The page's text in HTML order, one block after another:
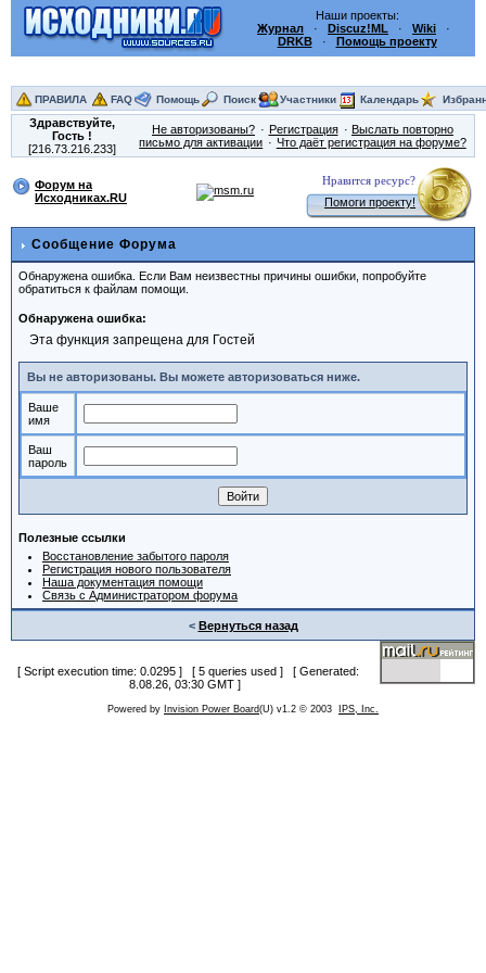
Наши проекты:
Журнал · Discuz!ML · Wiki ·
DRKB· Помощь проекту
ПРАВИЛА FAQ Помощь Поиск Участники Календарь
Здравствуйте,
Гость!
[216.73.216.233]
Не авторизованы? Регистрация
Выслать повторно
письмо для активации
Что даёт регистрация на форуме?
Форум на
Исходниках.RU
Нравится ресурс?
Помоги проекту!
Сообщение Форума
Обнаружена ошибка. Если Вам неизвестны причины ошибки, попробуйте
обратиться к файлам помощи.
Обнаружена ошибка:
Эта функция запрещена для Гостей
Вы не авторизованы. Вы можете авторизоваться ниже.
Ваше
имя
Ваш
пароль
Полезные ссылки
Восстановление забытого пароля
Регистрация нового пользователя
Наша документация помощи
Связь с Администратором форума
< Вернуться назад
[ Script execution time: 0.0295 ] [ 5 queries used ] [ Generated:
8.08.26, 03:30 GMT ]
Powered by Invision Power Board(U) v1.2 © 2003 IPS, Inc.